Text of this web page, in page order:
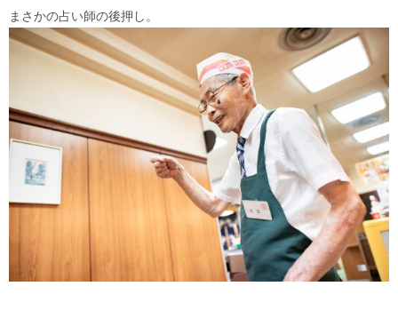
まさかの占い師の後押し。